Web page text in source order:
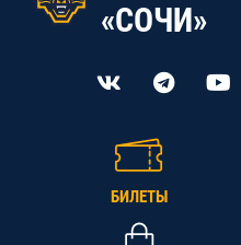
«СОЧИ»
БИЛЕТЫ